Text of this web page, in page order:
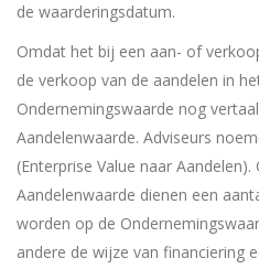
de waarderingsdatum.
Omdat het bij een aan- of
de verkoop van de aandelen in
Ondernemingswaarde nog
Aandelenwaarde. Adviseurs
(Enterprise Value naar
Aandelenwaarde dienen een
worden op de
andere de wijze van financiering